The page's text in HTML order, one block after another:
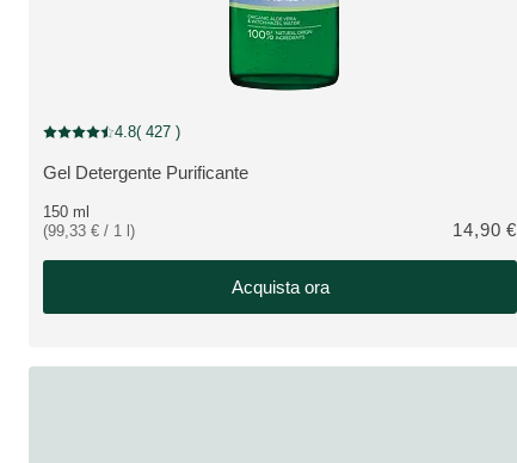
VEDI PRODOTTO:
Gel Detergente Purificante
Valutazione attuale: 4.8 su 5 stelle recensito da 427 consumatori
4.8( 427 )
150 ml
(99,33 € / 1 l)
14,90 €
Acquista ora